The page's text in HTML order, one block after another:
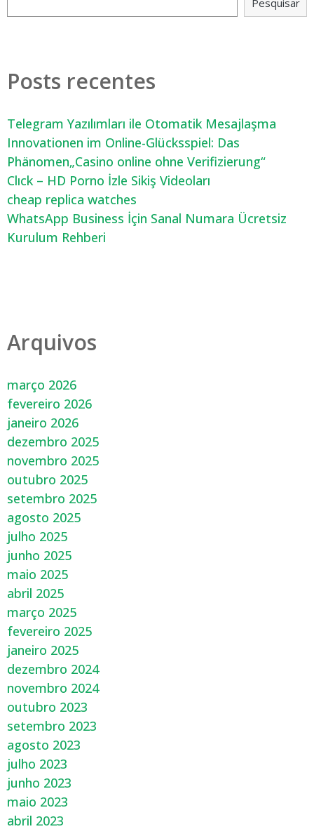
Posts recentes
Telegram Yazılımları ile Otomatik Mesajlaşma
Innovationen im Online-Glücksspiel: Das
Phänomen„Casino online ohne Verifizierung“
Clıck – HD Porno İzle Sikiş Videoları
cheap replica watches
WhatsApp Business İçin Sanal Numara Ücretsiz
Kurulum Rehberi
Arquivos
março 2026
fevereiro 2026
janeiro 2026
dezembro 2025
novembro 2025
outubro 2025
setembro 2025
agosto 2025
julho 2025
junho 2025
maio 2025
abril 2025
março 2025
fevereiro 2025
janeiro 2025
dezembro 2024
novembro 2024
outubro 2023
setembro 2023
agosto 2023
julho 2023
junho 2023
maio 2023
abril 2023